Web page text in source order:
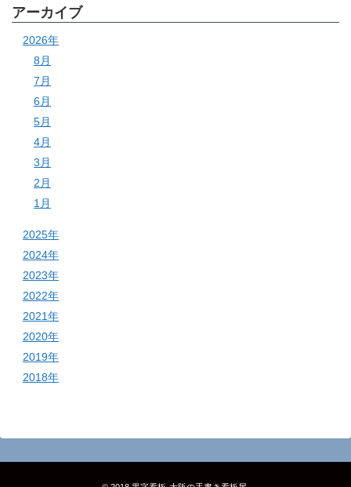
アーカイブ
2026年
8月
7月
6月
5月
4月
3月
2月
1月
2025年
2024年
2023年
2022年
2021年
2020年
2019年
2018年